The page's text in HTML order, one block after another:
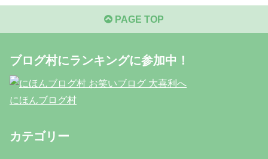
PAGE TOP
ブログ村にランキングに参加中！
にほんブログ村
カテゴリー